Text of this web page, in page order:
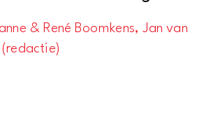
& René Boomkens, Jan van